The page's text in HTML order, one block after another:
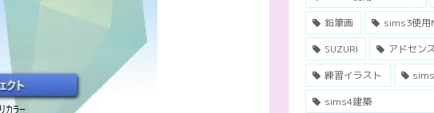
鉛筆画
sims3使用
SUZURI
アドセン
練習イラスト
sims4建築